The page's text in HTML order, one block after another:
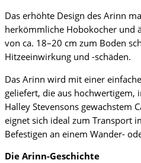
Das erhöhte Design des Arinn
herkömmliche Hobokocher und
von ca. 18–20 cm zum Boden
Hitzeeinwirkung und -schäden.
Das Arinn wird mit einer
geliefert, die aus hochwertigem,
Halley Stevensons gewachstem
eignet sich ideal zum Transport
Befestigen an einem Wander-
Die Arinn-Geschichte